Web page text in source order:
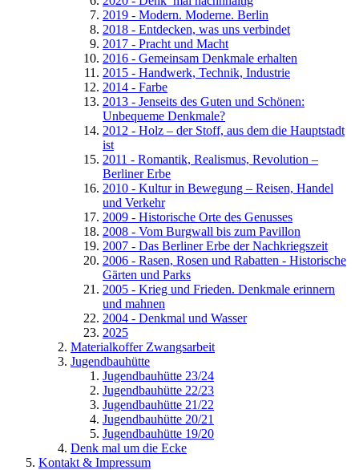
2019 - Modern. Moderne. Berlin
2018 - Entdecken, was uns verbindet
2017 - Pracht und Macht
2016 - Gemeinsam Denkmale erhalten
2015 - Handwerk, Technik, Industrie
2014 - Farbe
2013 - Jenseits des Guten und Schönen:
Unbequeme Denkmale?
2012 - Holz – der Stoff, aus dem die Hauptstadt
ist
2011 - Romantik, Realismus, Revolution –
Berliner Erbe
2010 - Kultur in Bewegung – Reisen, Handel
und Verkehr
2009 - Historische Orte des Genusses
2008 - Vom Burgwall bis zum Pavillon
2007 - Das Berliner Erbe der Nachkriegszeit
2006 - Rasen, Rosen und Rabatten - Historische
Gärten und Parks
2005 - Krieg und Frieden. Denkmale erinnern
und mahnen
2004 - Denkmal und Wasser
2025
Materialkoffer Zwangsarbeit
Jugendbauhütte
Jugendbauhütte 23/24
Jugendbauhütte 22/23
Jugendbauhütte 21/22
Jugendbauhütte 20/21
Jugendbauhütte 19/20
Denk mal um die Ecke
Kontakt & Impressum